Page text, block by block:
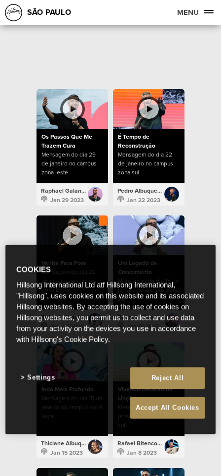
SÃO PAULO MENU
Os Passos Que Me
Trazem Cura
Mensagem do dia 29
de janeiro no campus
zona leste
Raphael Galante
Jan 29 2023
É Tempo de
Reconstrução
Mensagem do dia 22
de janeiro no campus
zona sul
Pedro Albuquerque
Jan 22 2023
Venha Para Fora
Mensagem do dia 22
de janeiro no campus
Zona Leste
Rafael Bitencourt
Jan 22 2023
Um Legado de
Crescimento
Mensagem do dia 15 de
janeiro no campus zona
sul
Raphael Galante
Jan 15 2023
Indo Mais Profundo
Mensagem do dia 15 de
janeiro no campus zona
leste
Thiciane Albuquerque
Jan 15 2023
Vivendo Debaixo da
Unção
Mensagem do dia 8 de
janeiro no campus zona
sul
Rafael Bitencourt
Jan 8 2023
COOKIES
Hillsong International Ltd atf Hillsong International,
"Hillsong", uses cookies on this website and its associated
Hillsong websites. By accepting the use of cookies on
Hillsong websites, you permit us to collect and use data
from your activity on the devices you use in accordance
with Hillsong's Cookie Policy.
Reject All
Accept All Cookies
Settings